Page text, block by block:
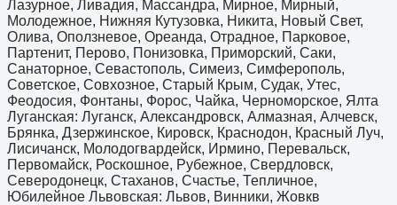
Лазурное, Ливадия, Массандра, Мирное, Мирный,
Молодежное, Нижняя Кутузовка, Никита, Новый Свет,
Олива, Оползневое, Ореанда, Отрадное, Парковое,
Партенит, Перово, Понизовка, Приморский, Саки,
Санаторное, Севастополь, Симеиз, Симферополь,
Советское, Совхозное, Старый Крым, Судак, Утес,
Феодосия, Фонтаны, Форос, Чайка, Черноморское, Ялта
Луганская: Луганск, Александровск, Алмазная, Алчевск,
Брянка, Дзержинское, Кировск, Краснодон, Красный Луч,
Лисичанск, Молодогвардейск, Ирмино, Перевальск,
Первомайск, Роскошное, Рубежное, Свердловск,
Северодонецк, Стаханов, Счастье, Тепличное,
Юбилейное Львовская: Львов, Винники, Жовкв